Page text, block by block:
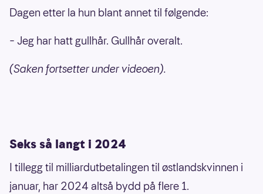
Dagen etter la hun blant annet til følgende:
– Jeg har hatt gullhår. Gullhår overalt.
(Saken fortsetter under videoen).
Seks så langt i 2024
I tillegg til milliardutbetalingen til østlandskvinnen i
januar, har 2024 altså bydd på flere 1.